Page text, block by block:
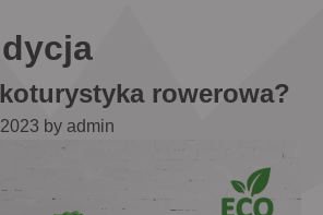
rowerowa?
by admin